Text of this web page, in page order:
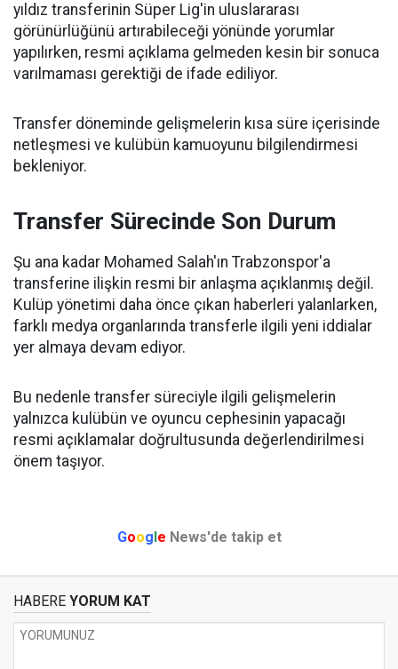
yıldız transferinin Süper Lig'in uluslararası
görünürlüğünü artırabileceği yönünde yorumlar
yapılırken, resmi açıklama gelmeden kesin bir sonuca
varılmaması gerektiği de ifade ediliyor.
Transfer döneminde gelişmelerin kısa süre içerisinde
netleşmesi ve kulübün kamuoyunu bilgilendirmesi
bekleniyor.
Transfer Sürecinde Son Durum
Şu ana kadar Mohamed Salah'ın Trabzonspor'a
transferine ilişkin resmi bir anlaşma açıklanmış değil.
Kulüp yönetimi daha önce çıkan haberleri yalanlarken,
farklı medya organlarında transferle ilgili yeni iddialar
yer almaya devam ediyor.
Bu nedenle transfer süreciyle ilgili gelişmelerin
yalnızca kulübün ve oyuncu cephesinin yapacağı
resmi açıklamalar doğrultusunda değerlendirilmesi
önem taşıyor.
Google News'de takip et
HABERE YORUM KAT